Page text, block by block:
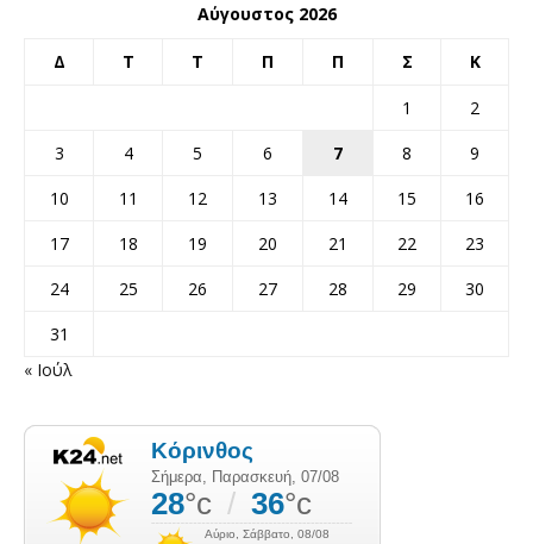
Αύγουστος 2026
Δ Τ Τ Π Π Σ Κ
1
2
3
4 5 6 7 8
9
10
11 12 13 14 15
16
17
18 19 20 21 22
23
24
25 26 27 28 29
30
31
« Ιούλ